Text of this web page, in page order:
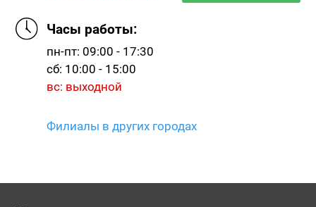
Часы работы:
пн-пт: 09:00 - 17:30
сб: 10:00 - 15:00
вс: выходной
Филиалы в других городах